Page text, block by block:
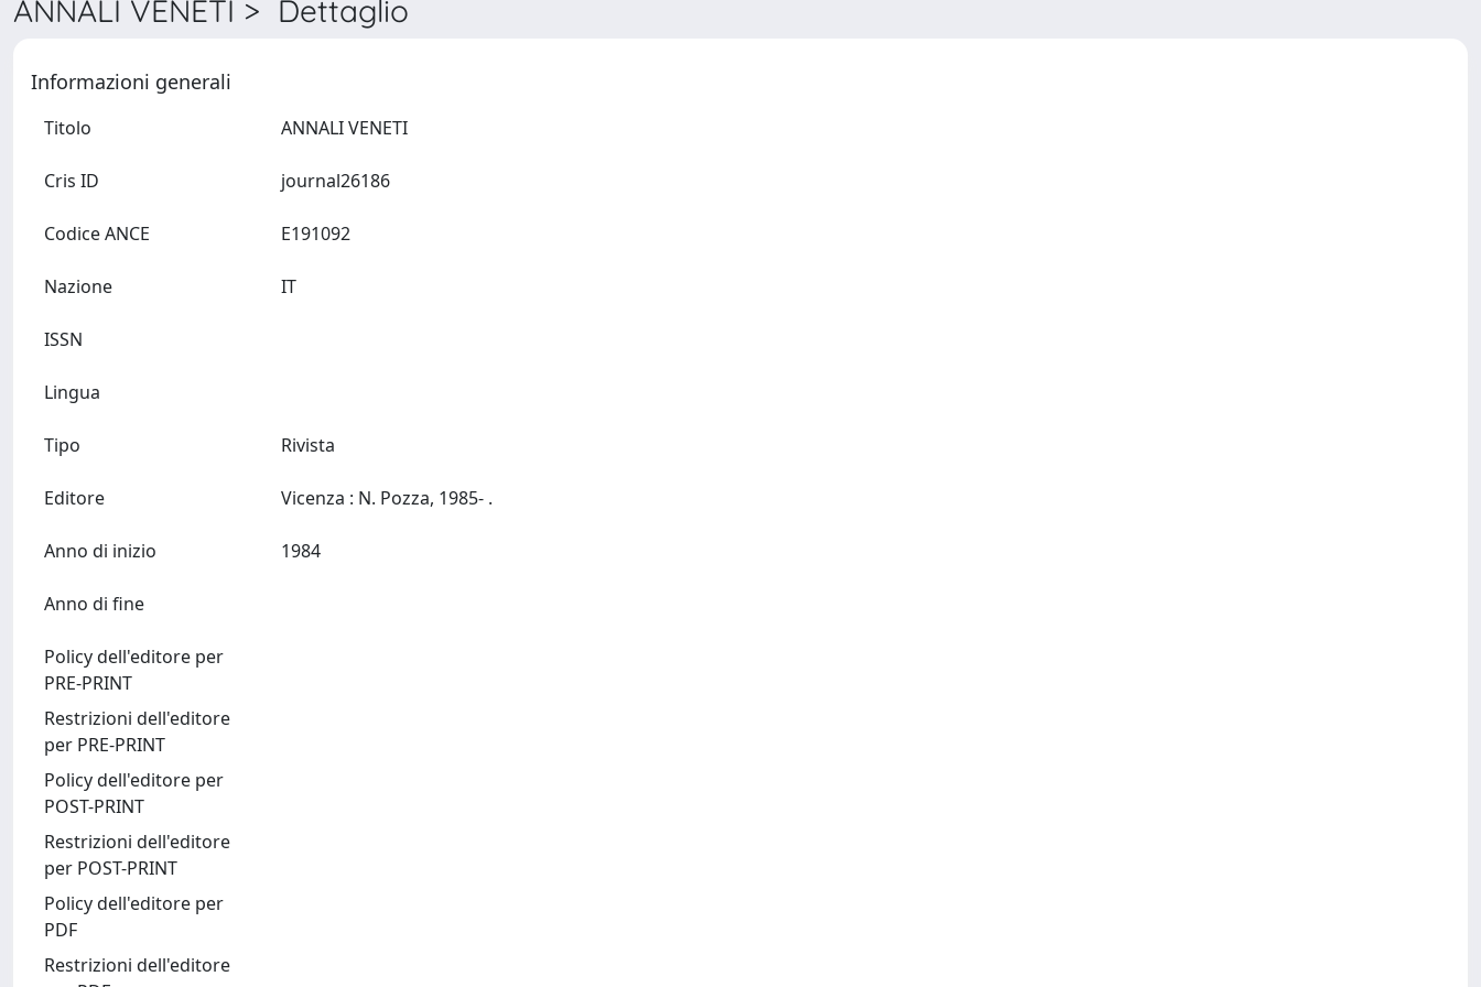
ANNALI VENETI > Dettaglio
Informazioni generali
Titolo
Cris ID
Codice ANCE
Nazione
ISSN
Lingua
Tipo Rivista
Editore
Anno di inizio
Anno di fine
Policy dell'editore per
PRE-PRINT
Restrizioni dell'editore
per PRE-PRINT
Policy dell'editore per
POST-PRINT
Restrizioni dell'editore
per POST-PRINT
Policy dell'editore per
PDF
Restrizioni dell'editore